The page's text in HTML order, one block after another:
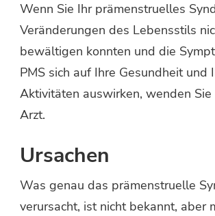
Wenn Sie Ihr prämenstruelles
Veränderungen des Lebensstils
bewältigen konnten und die
PMS sich auf Ihre Gesundheit und
Aktivitäten auswirken, wenden Sie
Arzt.
Ursachen
Was genau das prämenstruelle
verursacht, ist nicht bekannt, aber